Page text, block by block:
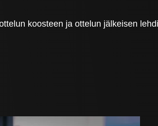
koosteen ja ottelun jälkeisen